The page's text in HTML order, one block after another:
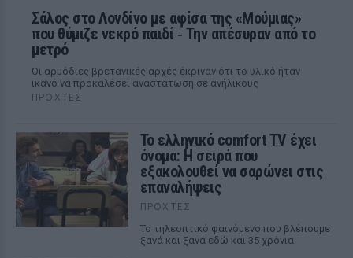
Σάλος στο Λονδίνο με αφίσα της «Μούμιας»
που θύμιζε νεκρό παιδί ‑ Την απέσυραν από το
μετρό
Οι αρμόδιες βρετανικές αρχές έκριναν ότι το υλικό ήταν
ικανό να προκαλέσει αναστάτωση σε ανήλικους
ΠΡΟΧΤΈΣ
Το ελληνικό comfort TV έχει
όνομα: Η σειρά που
εξακολουθεί να σαρώνει στις
επαναλήψεις
ΠΡΟΧΤΈΣ
Το τηλεοπτικό φαινόμενο που βλέπουμε
ξανά και ξανά εδώ και 35 χρόνια